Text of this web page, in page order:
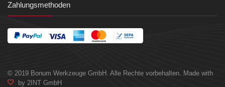
Zahlungsmethoden
© 2019 Bonum Werkzeuge GmbH. Alle Rechte vorbehalten. Made with
by 2INT GmbH